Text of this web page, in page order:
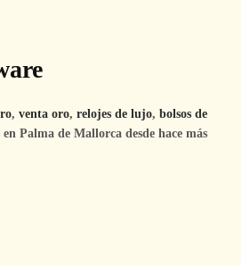
, venta oro, relojes de lujo, bolsos de
en Palma de Mallorca desde hace más